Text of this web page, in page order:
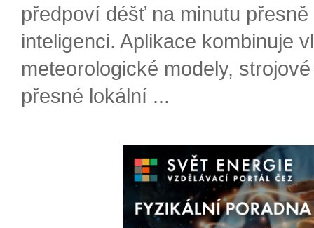
předpoví déšť na minutu
inteligenci. Aplikace kombinuje
meteorologické modely,
přesné lokální ...